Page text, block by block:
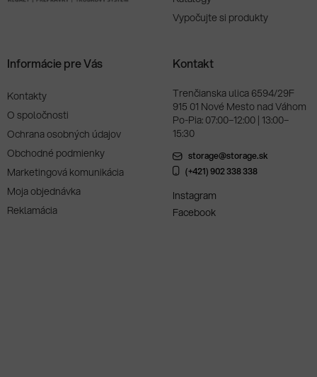
Vypočujte si produkty
Informácie pre Vás
Kontakty
O spoločnosti
Ochrana osobných údajov
Obchodné podmienky
Marketingová komunikácia
Moja objednávka
Reklamácia
Kontakt
Trenčianska ulica 6594/29F
915 01 Nové Mesto nad Váhom
Po-Pia: 07:00–12:00 | 13:00–
15:30
storage@storage.sk
(+421) 902 338 338
Instagram
Facebook